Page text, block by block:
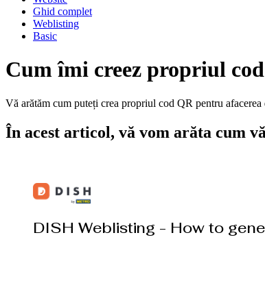
Ghid complet
Weblisting
Basic
Cum îmi creez propriul
Vă arătăm cum puteți crea propriul cod QR pentru afacerea
În acest articol, vă vom arăta cum